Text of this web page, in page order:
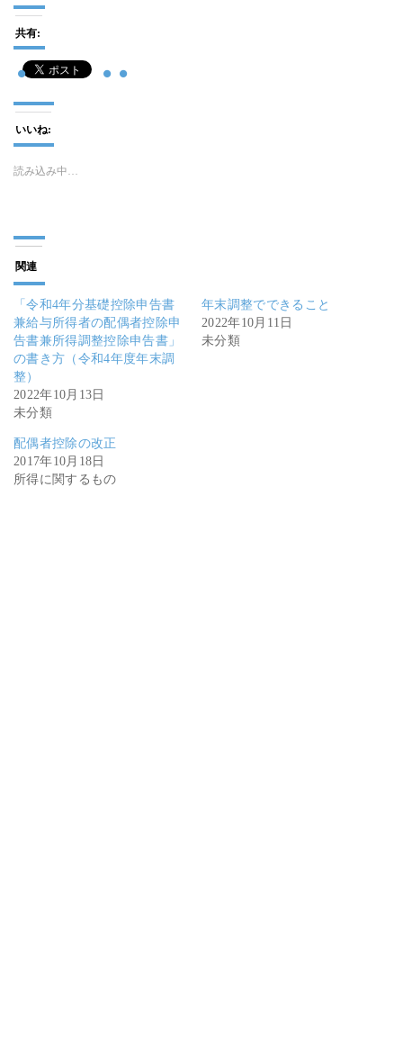
共有:
いいね:
読み込み中…
関連
「令和4年分基礎控除申告書
兼給与所得者の配偶者控除申
告書兼所得調整控除申告書」
の書き方（令和4年度年末調
整）
2022年10月13日
未分類
年末調整でできること
2022年10月11日
未分類
配偶者控除の改正
2017年10月18日
所得に関するもの